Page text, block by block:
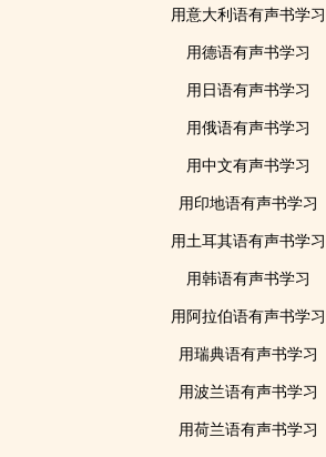
用意大利语有声书学习
用德语有声书学习
用日语有声书学习
用俄语有声书学习
用中文有声书学习
用印地语有声书学习
用土耳其语有声书学习
用韩语有声书学习
用阿拉伯语有声书学习
用瑞典语有声书学习
用波兰语有声书学习
用荷兰语有声书学习